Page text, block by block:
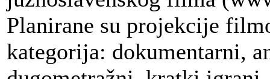
Planirane su projekcije
kategorija: dokumentarni,